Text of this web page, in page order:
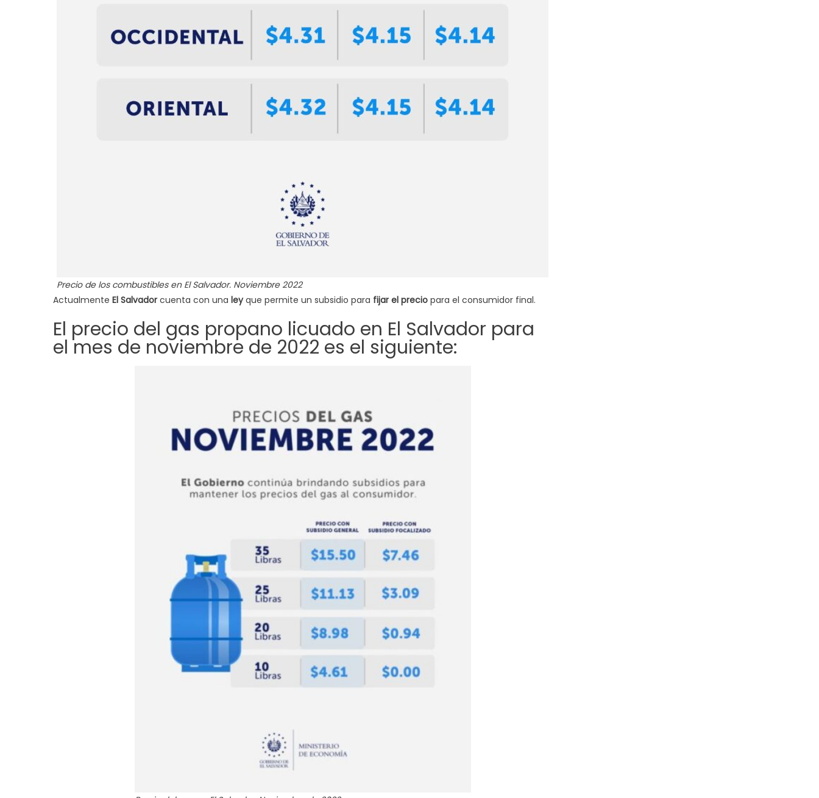
Precio de los combustibles en El Salvador. Noviembre 2022
Actualmente El Salvador cuenta con una leyque permite un subsidio para fijar el precio para el consumidor final.
El precio del gas propano licuado en El Salvador para
el mes de noviembre de 2022 es el siguiente: